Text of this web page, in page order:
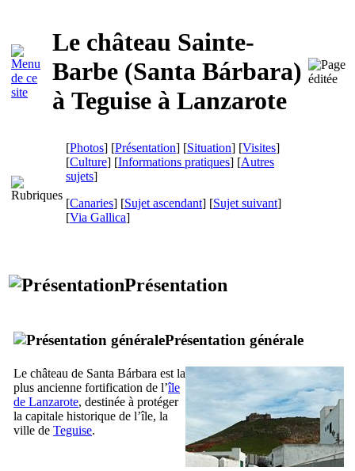
Le château Sainte-
Barbe (Santa Bárbara)
à Teguise à Lanzarote
[Photos] [Présentation] [Situation] [Visites]
[Culture] [Informations pratiques] [Autres
sujets]
[Canaries] [Sujet ascendant] [Sujet suivant]
[Via Gallica]
Présentation
Présentation générale
Le château de Santa Bárbara est la
plus ancienne fortification de l’île
de Lanzarote, destinée à protéger
la capitale historique de l’île, la
ville de Teguise.